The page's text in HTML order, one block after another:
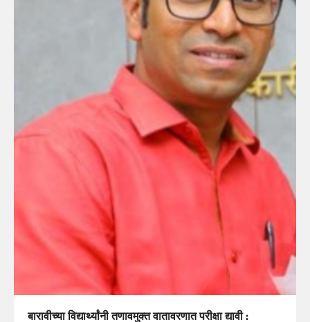
बारावीच्या विद्यार्थ्यांनी तणावमुक्त वातावरणात परीक्षा द्यावी :